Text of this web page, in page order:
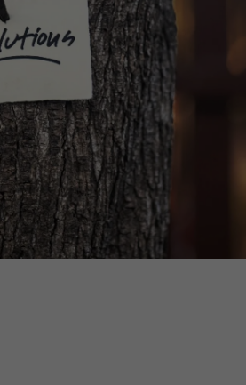
management en organisatie. Dit
te creëren via onderzoek als door
te realiseren. Onze ambitie is dan
the world”. We doen dit vanuit drie
maatschappelijk bewustzijn en